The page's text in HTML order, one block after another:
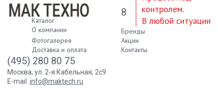
контролем.
В любой ситуации
Каталог
О компании
Бренды
Фотогалерея
Акции
Доставка и оплата
Контакты
8
(495) 280 80 75
Москва, ул. 2-я Кабельная, 2с9
E-mail: info@maktech.ru